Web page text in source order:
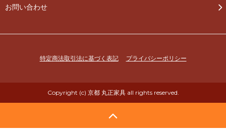
お問い合わせ
特定商法取引法に基づく表記 プライバシーポリシー
Copyright (c) 京都 丸正家具 all rights reserved.